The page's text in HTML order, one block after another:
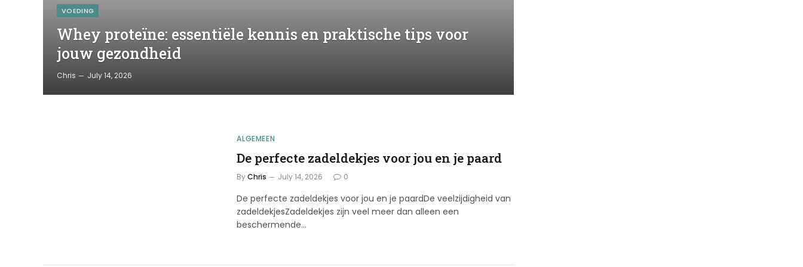
VOEDING
Whey proteïne: essentiële kennis en praktische tips voor
jouw gezondheid
Chris July 14, 2026
ALGEMEEN
De perfecte zadeldekjes voor jou en je paard
By Chris July 14, 2026 0
De perfecte zadeldekjes voor jou en je paardDe veelzijdigheid van
zadeldekjesZadeldekjes zijn veel meer dan alleen een
beschermende…